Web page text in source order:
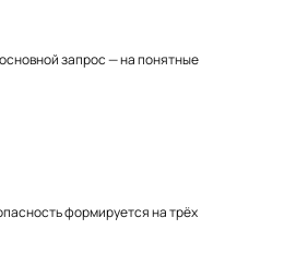
запрос — на понятные
формируется на трёх